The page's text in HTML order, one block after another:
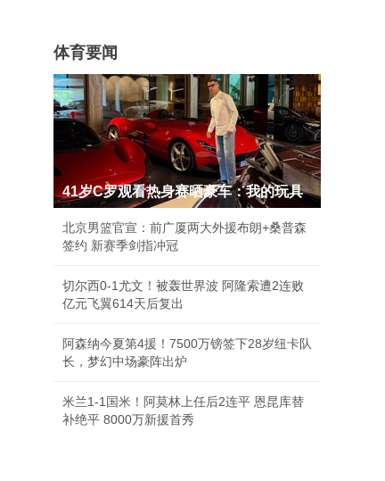
体育要闻
41岁C罗观看热身赛晒豪车：我的玩具
北京男篮官宣：前广厦两大外援布朗+桑普森
签约 新赛季剑指冲冠
切尔西0-1尤文！被轰世界波 阿隆索遭2连败
亿元飞翼614天后复出
阿森纳今夏第4援！7500万镑签下28岁纽卡队
长，梦幻中场豪阵出炉
米兰1-1国米！阿莫林上任后2连平 恩昆库替
补绝平 8000万新援首秀